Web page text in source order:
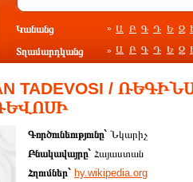
Կանանց » Ա Բ Գ Դ Ե Զ
Տղամարդկանց » Ա Բ Գ Դ Ե Զ
TADEVOSI /
Գործունեությունը` Նկարիչ
Բնակավայրը` Հայաստան
Հղումներ` hy.wikipedia.org